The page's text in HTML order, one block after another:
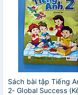
Sách bài tập Tiếng
2- Global Success